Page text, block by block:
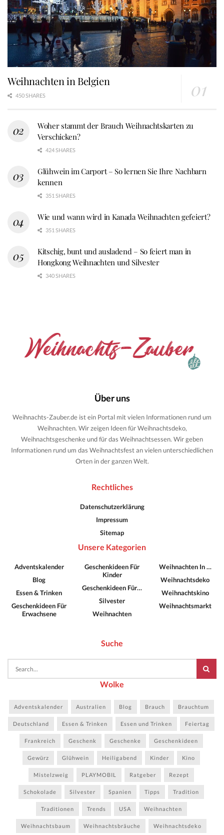
Weihnachten in Belgien
450 SHARES
Woher stammt der Brauch Weihnachtskarten zu
Verschicken?
424 SHARES
Glühwein im Carport – So lernen Sie Ihre Nachbarn
kennen
351 SHARES
Wie und wann wird in Kanada Weihnachten gefeiert?
351 SHARES
Kitschig, bunt und ausladend – So feiert man in
Hongkong Weihnachten und Silvester
340 SHARES
Über uns
Weihnachts-Zauber.de ist ein Portal mit vielen Informationen rund um
Weihnachten. Wir zeigen Ideen für Weihnachtsdeko,
Weihnachtsgeschenke und für das Weihnachtsessen. Wir geben
Informationen rund um das Weihnachtsfest an vielen unterschiedlichen
Orten in der ganzen Welt.
Rechtliches
Datenschutzerklärung
Impressum
Sitemap
Unsere Kategorien
Adventskalender
Blog
Essen & Trinken
Geschenkideen Für
Erwachsene
Geschenkideen Für
Kinder
Geschenkideen Für…
Silvester
Weihnachten
Weihnachten In …
Weihnachtsdeko
Weihnachtskino
Weihnachtsmarkt
Suche
Wolke
Adventskalender Australien Blog Brauch Brauchtum
Deutschland Essen & Trinken Essen und Trinken Feiertag
Frankreich Geschenk Geschenke Geschenkideen
Gewürz Glühwein Heiligabend Kinder Kino
Mistelzweig PLAYMOBIL Ratgeber Rezept
Schokolade Silvester Spanien Tipps Tradition
Traditionen Trends USA Weihnachten
Weihnachtsbaum Weihnachtsbräuche Weihnachtsdeko